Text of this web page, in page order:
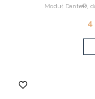
Moduł Dante®,
4